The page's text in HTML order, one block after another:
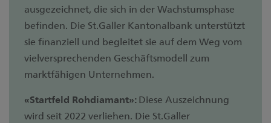
ausgezeichnet, die sich in der Wachstumsphase
befinden. Die St.Galler Kantonalbank unterstützt
sie finanziell und begleitet sie auf dem Weg vom
vielversprechenden Geschäftsmodell zum
marktfähigen Unternehmen.
«Startfeld Rohdiamant»:Diese Auszeichnung
wird seit 2022 verliehen. Die St.Galler